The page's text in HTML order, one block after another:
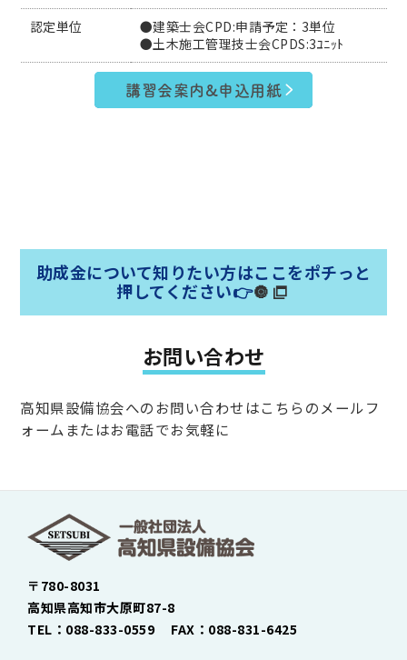
認定単位
●建築士会CPD:申請予定：3単位
●土木施工管理技士会CPDS:3ﾕﾆｯﾄ
講習会案内&申込用紙
助成金について知りたい方はここをポチっと
押してください👉🔘
お問い合わせ
高知県設備協会へのお問い合わせはこちらのメールフ
ォームまたはお電話でお気軽に
〒780-8031
高知県高知市大原町87-8
TEL：088-833-0559 FAX：088-831-6425